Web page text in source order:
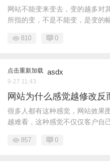
网站不能变来变去，变的越多对
所指的变，不是不能变，是变的幅
810 0
点击重新加载 asdx
9-27 11:43
网站为什么感觉越修改反
很多人都有这种感觉，网站效果
越难看，这种感觉不仅仅客户自己
857 0